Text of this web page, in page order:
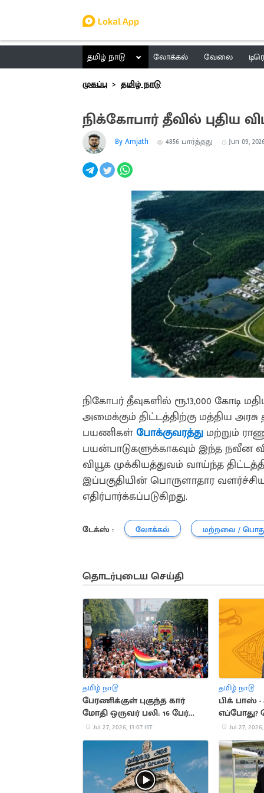
தமிழ் நாடு லோக்கல் வேலை
முகப்பு
தமிழ் நாடு
நிக்கோபார் தீவில் புதிய
By Amjath 4856 பார்த்தது Jun 09,
நிகோபர் தீவுகளில் ரூ.13,000 கோடி
அமைக்கும் திட்டத்திற்கு மத்திய
பயணிகள்போக்குவரத்துமற்றும்
பயன்பாடுகளுக்காகவும் இந்த நவீன
வியூக முக்கியத்துவம் வாய்ந்த
இப்பகுதியின் பொருளாதார
எதிர்பார்க்கப்படுகிறது.
டேக்ஸ் : லோக்கல் மற்றவை /
தொடர்புடைய செய்தி
தமிழ் நாடு
பேரணிக்குள் புகுந்த கார்
மோதி ஒருவர் பலி: 16 பேர்
படுகாயம்
Jul 27, 2026, 13:07 IST
தமிழ் நாடு
பிக் பாஸ் -
Jul 27, 2026,